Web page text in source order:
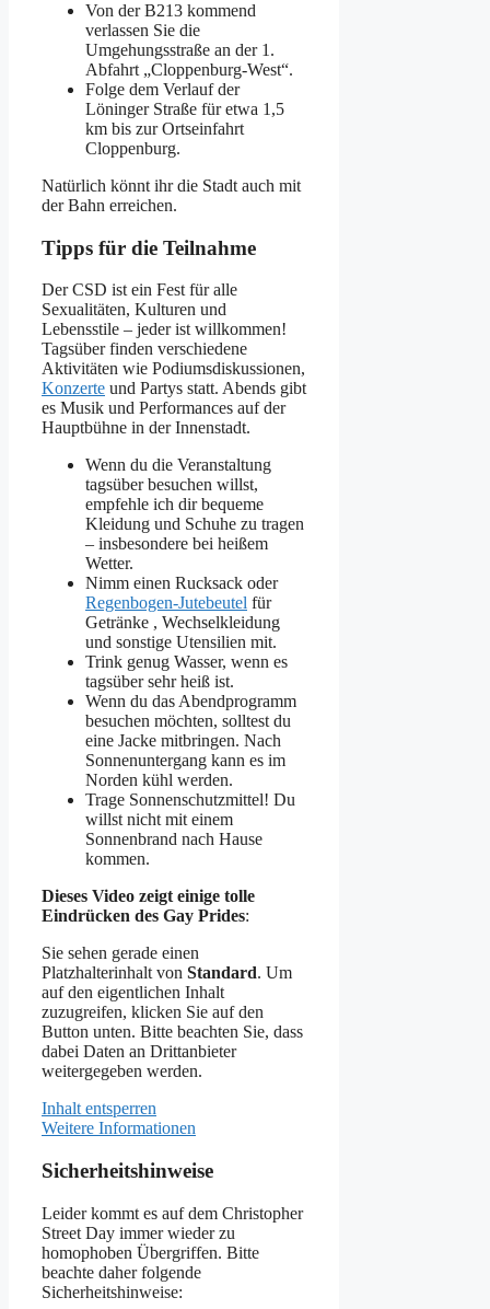
Von der B213 kommend
verlassen Sie die
Umgehungsstraße an der 1.
Abfahrt „Cloppenburg-West“.
Folge dem Verlauf der
Löninger Straße für etwa 1,5
km bis zur Ortseinfahrt
Cloppenburg.
Natürlich könnt ihr die Stadt auch mit
der Bahn erreichen.
Tipps für die Teilnahme
Der CSD ist ein Fest für alle
Sexualitäten, Kulturen und
Lebensstile – jeder ist willkommen!
Tagsüber finden verschiedene
Aktivitäten wie Podiumsdiskussionen,
Konzerte und Partys statt. Abends gibt
es Musik und Performances auf der
Hauptbühne in der Innenstadt.
Wenn du die Veranstaltung
tagsüber besuchen willst,
empfehle ich dir bequeme
Kleidung und Schuhe zu tragen
– insbesondere bei heißem
Wetter.
Nimm einen Rucksack oder
Regenbogen-Jutebeutel für
Getränke , Wechselkleidung
und sonstige Utensilien mit.
Trink genug Wasser, wenn es
tagsüber sehr heiß ist.
Wenn du das Abendprogramm
besuchen möchten, solltest du
eine Jacke mitbringen. Nach
Sonnenuntergang kann es im
Norden kühl werden.
Trage Sonnenschutzmittel! Du
willst nicht mit einem
Sonnenbrand nach Hause
kommen.
Dieses Video zeigt einige tolle
Eindrücken des Gay Prides:
Sie sehen gerade einen
Platzhalterinhalt von Standard. Um
auf den eigentlichen Inhalt
zuzugreifen, klicken Sie auf den
Button unten. Bitte beachten Sie, dass
dabei Daten an Drittanbieter
weitergegeben werden.
Inhalt entsperren
Weitere Informationen
Sicherheitshinweise
Leider kommt es auf dem Christopher
Street Day immer wieder zu
homophoben Übergriffen. Bitte
beachte daher folgende
Sicherheitshinweise: